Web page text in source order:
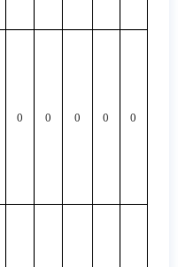
0 0 0 0 0